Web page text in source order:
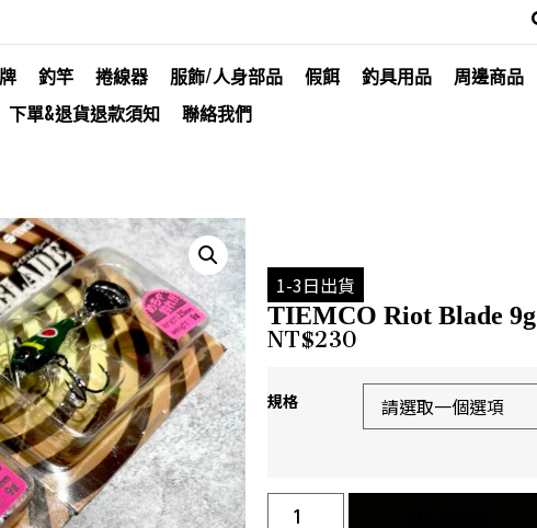
釣竿 捲線器 服飾/人身部品 假餌 釣具用品 周邊商品
下單&退貨退款須知
聯絡我們
1-3日出貨
TIEMCO Riot Blade 9g
NT$230
規格